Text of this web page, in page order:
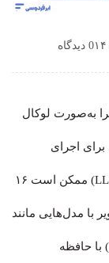
0 دیدگاه
به‌صورت لوکال
اجرای
مدل‌های زبان کوچک (مانند نسخه‌های اولیه LLaMA) ممکن است ۱۶
با مدل‌هایی مانند
Stable Diffusion، داشتن یک کارت گرافیک (GPU) با حافظه